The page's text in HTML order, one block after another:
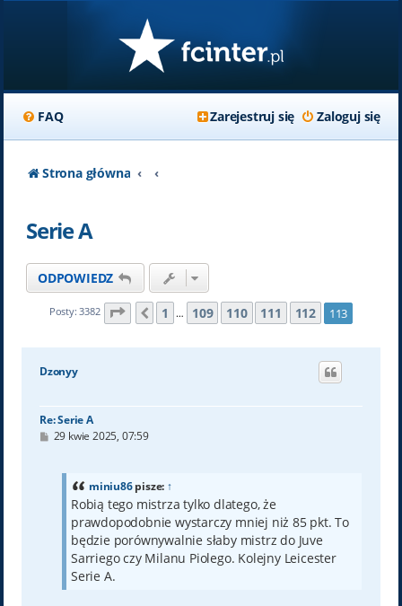
FAQ Zaloguj się
Zarejestruj się
Strona główna
Serie A
ODPOWIEDZ
Posty: 3382 Strona 113 z113
Poprzednia
1 … 109 110 111 112 113
Dzonyy
Re: Serie A
P29 kwie 2025, 07:59
miniu86pisze: ↑
Robią tego mistrza tylko dlatego, że
prawdopodobnie wystarczy mniej niż 85 pkt. To
będzie porównywalnie słaby mistrz do Juve
Sarriego czy Milanu Piolego. Kolejny Leicester
Serie A.